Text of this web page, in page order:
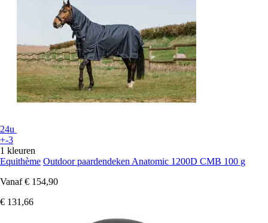
24u
+-3
1 kleuren
Equithème Outdoor paardendeken Anatomic 1200D CMB 100 g
Vanaf € 154,90
€ 131,66